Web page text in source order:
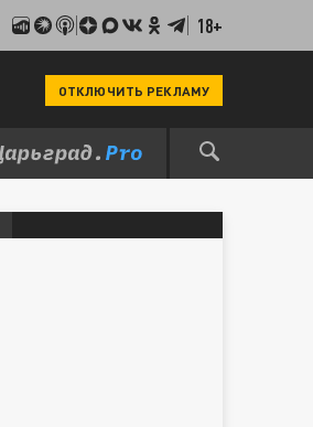
18+
ОТКЛЮЧИТЬ РЕКЛАМУ